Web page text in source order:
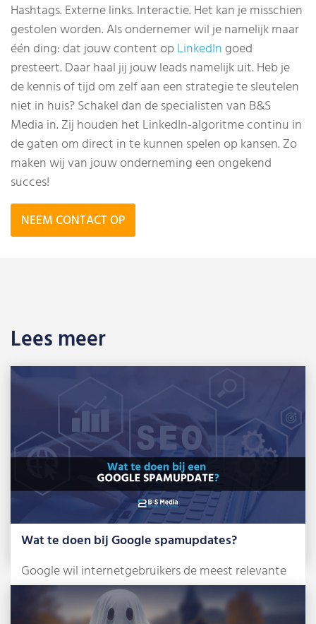
Hashtags. Externe links. Interactie. Het kan je misschien
gestolen worden. Als ondernemer wil je namelijk maar
één ding: dat jouw content opLinkedIngoed
presteert. Daar haal jij jouw leads namelijk uit. Heb je
de kennis of tijd om zelf aan een strategie te sleutelen
niet in huis? Schakel dan de specialisten van B&S
Media in. Zij houden het LinkedIn-algoritme continu in
de gaten om direct in te kunnen spelen op kansen. Zo
maken wij van jouw onderneming een ongekend
succes!
NEEM CONTACT OP
Lees meer
Wat te doen bij Google spamupdates?
Google wil internetgebruikers de meest relevante
en betrouwbare zoekresultaten tonen. Om dat te
bereiken, […]